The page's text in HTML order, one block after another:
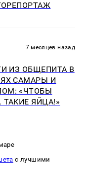
7 месяцев назад
ИЗ ОБЩЕПИТА В
САМАРЫ И
«ЧТОБЫ
ЯЙЦА!»
с лучшими